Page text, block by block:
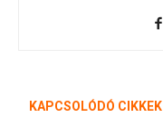
KAPCSOLÓDÓ CIKKEK